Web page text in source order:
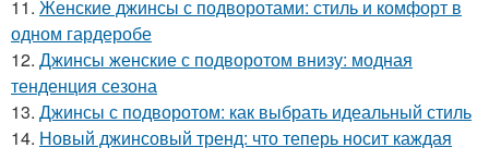
11. Женские джинсы с подворотами: стиль и комфорт в
одном гардеробе
12. Джинсы женские с подворотом внизу: модная
тенденция сезона
13. Джинсы с подворотом: как выбрать идеальный стиль
14. Новый джинсовый тренд: что теперь носит каждая